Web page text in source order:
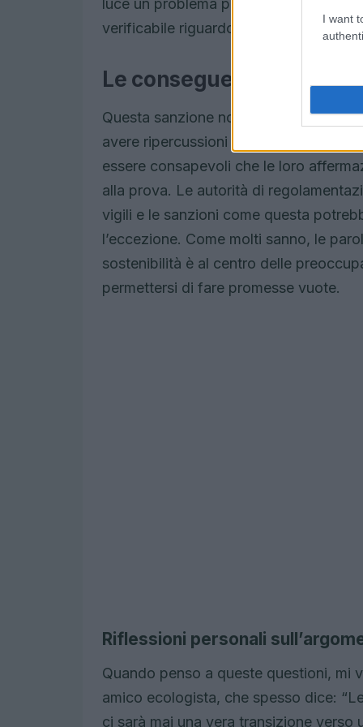
I want
luce un problema più ampio: la
verificabile riguardo agli impegni
Le conseguenze per il
Questa sanzione non è solo un
avere ripercussioni più ampie per
essere consapevoli che le loro
alla prova. Le autorità di
vigili e le sanzioni come questa
l’eccezione. Come molti sanno, le
sostenibilità è al centro delle
permettersi di fare promesse vuote.
Riflessioni personali
Quando penso a queste questioni, mi
amico ecologista, che spesso dice:
ci sarà mai una vera transizione verso